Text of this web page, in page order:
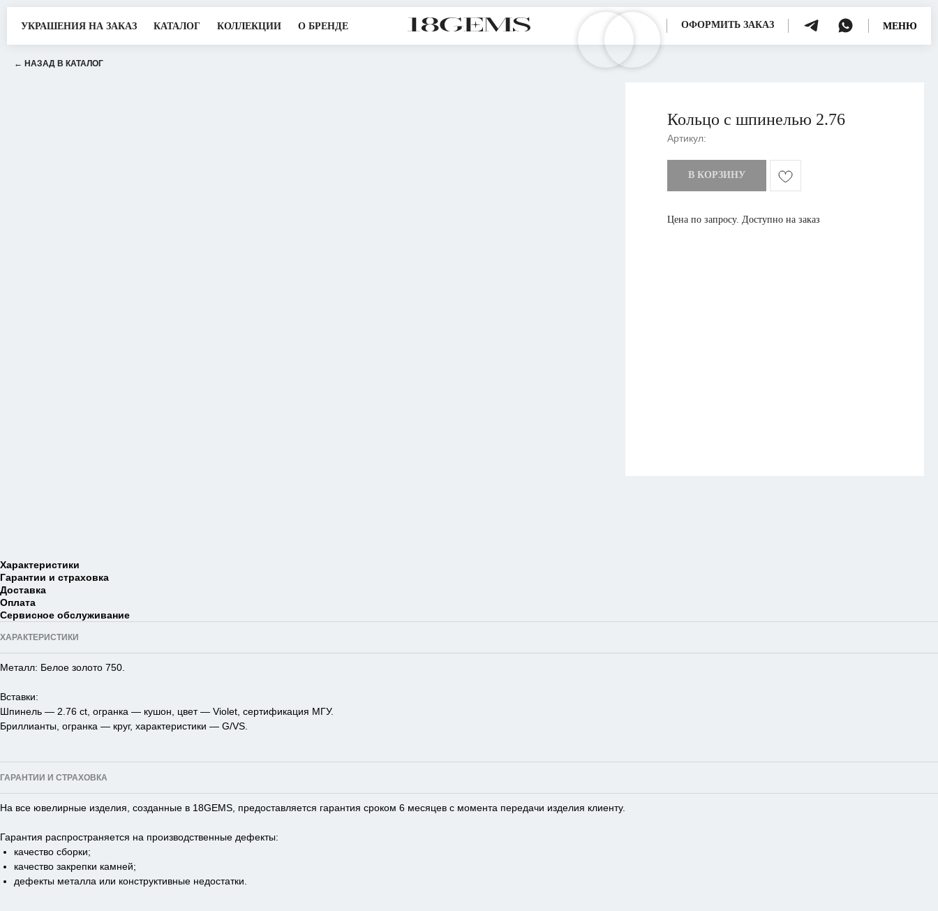
УКРАШЕНИЯ НА ЗАКАЗ КАТАЛОГ КОЛЛЕКЦИИ О БРЕНДЕ ОФОРМИТЬ ЗАКАЗ МЕНЮ
← НАЗАД В КАТАЛОГ
Кольцо с шпинелью 2.76
Артикул:
В КОРЗИНУ
Цена по запросу. Доступно на заказ
Характеристики
Гарантии и страховка
Доставка
Оплата
Сервисное обслуживание
ХАРАКТЕРИСТИКИ
Металл: Белое золото 750.
Вставки:
Шпинель — 2.76 ct, огранка — кушон, цвет — Violet, сертификация МГУ.
Бриллианты, огранка — круг, характеристики — G/VS.
ГАРАНТИИ И СТРАХОВКА
На все ювелирные изделия, созданные в 18GEMS, предоставляется гарантия сроком 6 месяцев с момента передачи изделия клиенту.
Гарантия распространяется на производственные дефекты:
качество сборки;
качество закрепки камней;
дефекты металла или конструктивные недостатки.